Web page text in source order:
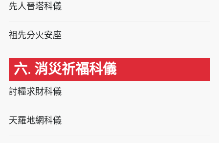
先人晉塔科儀
祖先分火安座
六. 消災祈福科儀
討糧求財科儀
天羅地網科儀